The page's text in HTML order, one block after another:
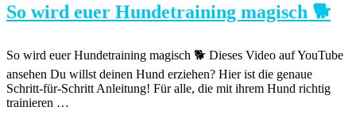
So wird euer Hundetraining magisch 🐕
So wird euer Hundetraining magisch 🐕 Dieses Video auf YouTube
ansehen Du willst deinen Hund erziehen? Hier ist die genaue
Schritt-für-Schritt Anleitung! Für alle, die mit ihrem Hund richtig
trainieren …